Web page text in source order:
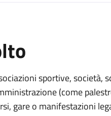
sportive, società,
(come
gare o manifestazioni